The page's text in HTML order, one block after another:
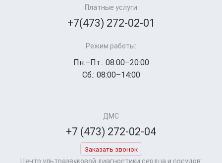
Платные услуги
+7(473) 272-02-01
Режим работы:
Пн.–Пт.: 08:00–20:00
Сб.: 08:00–14:00
ДМС
+7 (473) 272-02-04
Заказать звонок
Центр ультразвуковой диагностики сердца и сосудов: